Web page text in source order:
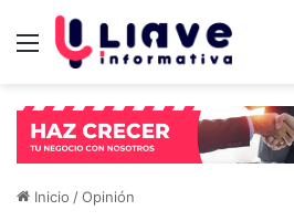
Menú
Inicio /Opinión